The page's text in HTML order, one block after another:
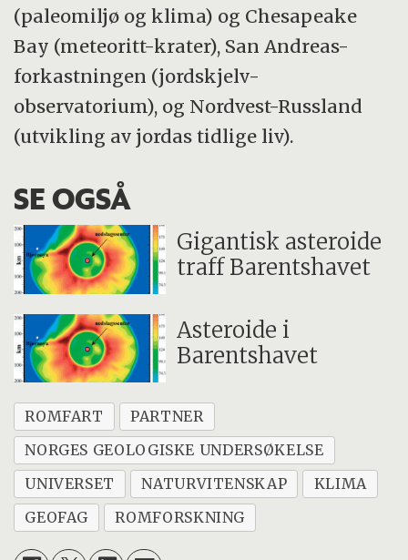
(paleomiljø og klima) og Chesapeake
Bay (meteoritt-krater), San Andreas-
forkastningen (jordskjelv-
observatorium), og Nordvest-Russland
(utvikling av jordas tidlige liv).
SE OGSÅ
Gigantisk asteroide
traff Barentshavet
Asteroide i
Barentshavet
ROMFART
PARTNER
NORGES GEOLOGISKE UNDERSØKELSE
UNIVERSET
NATURVITENSKAP
KLIMA
GEOFAG
ROMFORSKNING